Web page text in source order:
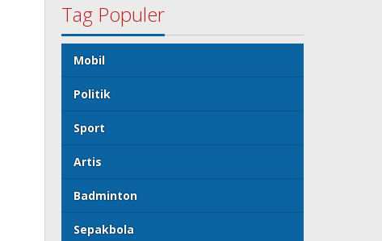
Tag Populer
Mobil
Politik
Sport
Artis
Badminton
Sepakbola